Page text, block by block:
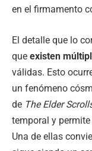
en el firmamento
El detalle que lo
que existen
válidas. Esto
un fenómeno
de The Elder
temporal y
Una de ellas